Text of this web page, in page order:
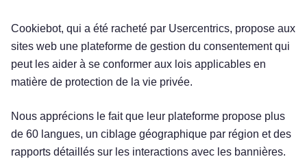
Cookiebot, qui a été racheté par Usercentrics, propose aux
sites web une plateforme de gestion du consentement qui
peut les aider à se conformer aux lois applicables en
matière de protection de la vie privée.
Nous apprécions le fait que leur plateforme propose plus
de 60 langues, un ciblage géographique par région et des
rapports détaillés sur les interactions avec les bannières.